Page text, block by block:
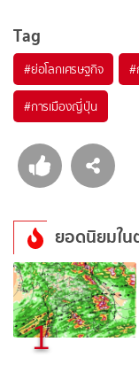
Tag
#ย่อโลกเศรษฐกิจ #
#การเมืองญี่ปุ่น
ยอดนิยมใ
1